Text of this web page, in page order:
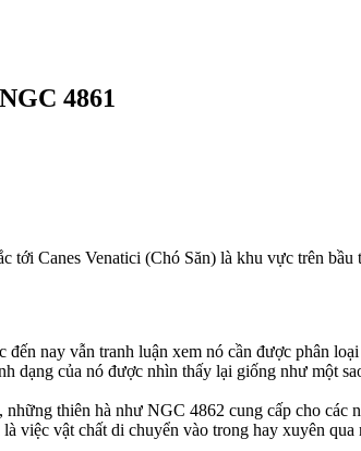
4861
tới Canes Venatici (Chó Săn) là khu vực trên
đến nay vẫn tranh luận xem nó cần được phân
dạng của nó được nhìn thấy lại giống như một
thiên hà như NGC 4862 cung cấp cho
việc vật chất di chuyển vào trong hay xuyên